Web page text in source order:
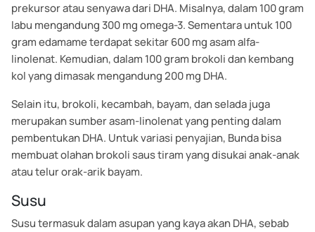
prekursor atau senyawa dari DHA. Misalnya, dalam 100 gram
labu mengandung 300 mg omega-3. Sementara untuk 100
gram edamame terdapat sekitar 600 mg asam alfa-
linolenat. Kemudian, dalam 100 gram brokoli dan kembang
kol yang dimasak mengandung 200 mg DHA.
Selain itu, brokoli, kecambah, bayam, dan selada juga
merupakan sumber asam-linolenat yang penting dalam
pembentukan DHA. Untuk variasi penyajian, Bunda bisa
membuat olahan brokoli saus tiram yang disukai anak-anak
atau telur orak-arik bayam.
Susu
Susu termasuk dalam asupan yang kaya akan DHA, sebab